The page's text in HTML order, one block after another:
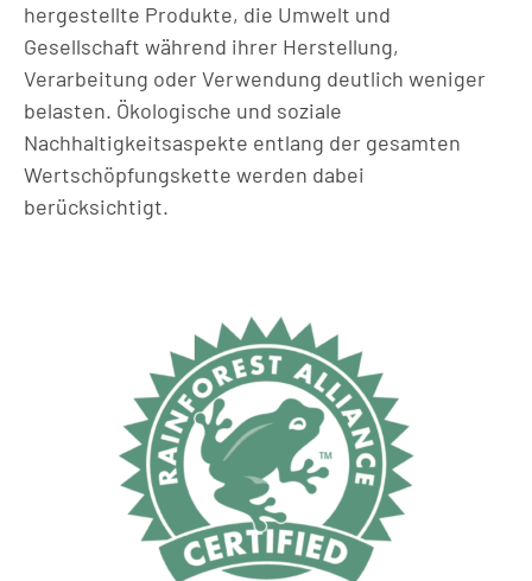
hergestellte Produkte, die Umwelt und
Gesellschaft während ihrer Herstellung,
Verarbeitung oder Verwendung deutlich weniger
belasten. Ökologische und soziale
Nachhaltigkeitsaspekte entlang der gesamten
Wertschöpfungskette werden dabei
berücksichtigt.